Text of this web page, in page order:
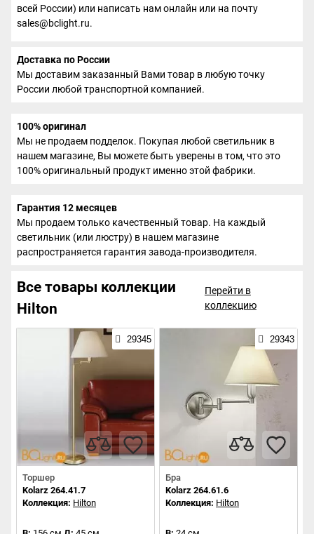
всей России) или написать нам онлайн или на почту
sales@bclight.ru.
Доставка по России
Мы доставим заказанный Вами товар в любую точку
России любой транспортной компанией.
100% оригинал
Мы не продаем подделок. Покупая любой светильник в
нашем магазине, Вы можете быть уверены в том, что это
100% оригинальный продукт именно этой фабрики.
Гарантия 12 месяцев
Мы продаем только качественный товар. На каждый
светильник (или люстру) в нашем магазине
распространяется гарантия завода-производителя.
Все товары коллекции
Hilton
Перейти в
коллекцию
29345
Торшер
Kolarz 264.41.7
Коллекция: Hilton
29343
Бра
Kolarz 264.61.6
Коллекция: Hilton